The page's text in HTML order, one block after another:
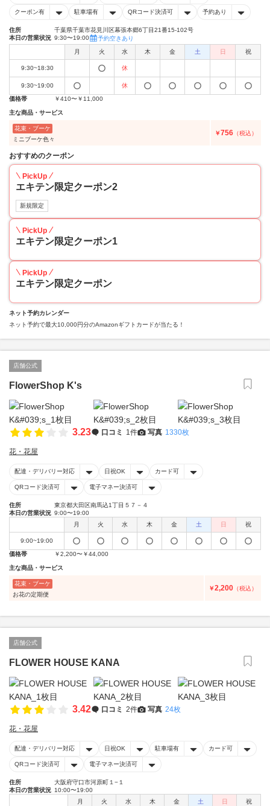
クーポン有 駐車場有 QRコード決済可 予約あり
住所
千葉県千葉市花見川区幕張本郷6丁目21番15-102号
本日の営業状況 9:30〜19:00 予約空きあり
月 火 水 木 金 土 日 祝
9:30~18:30 休
9:30~19:00
休
価格帯
￥410〜￥11,000
主な商品・サービス
花束・ブーケ
ミニブーケ色々
￥756 （税込）
おすすめのクーポン
PickUp
エキテン限定クーポン2
新規限定
PickUp
エキテン限定クーポン1
PickUp
エキテン限定クーポン
ネット予約カレンダー
ネット予約で最大10,000円分のAmazonギフトカードが当たる！
店舗公式
FlowerShop K's
3.23 口コミ 1件 写真 1330枚
花・花屋
配達・デリバリー対応 日祝OK カード可
QRコード決済可 電子マネー決済可
住所
東京都大田区南馬込1丁目５７－４
本日の営業状況 9:00〜19:00
月
火 水 木 金 土 日 祝
9:00~19:00
価格帯
￥2,200〜￥44,000
主な商品・サービス
花束・ブーケ
お花の定期便
￥2,200 （税込）
店舗公式
FLOWER HOUSE KANA
3.42 口コミ 2件 写真 24枚
花・花屋
配達・デリバリー対応 日祝OK 駐車場有 カード可
QRコード決済可 電子マネー決済可
住所
大阪府守口市河原町１−１
本日の営業状況 10:00〜19:00
月
火 水 木 金 土 日 祝